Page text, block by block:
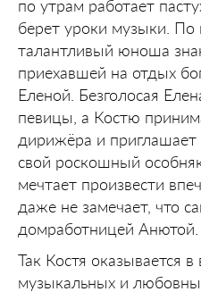
по утрам работает
берет уроки музыки. По
талантливый юноша
приехавшей на отдых
Еленой. Безголосая
певицы, а Костю
дирижёра и приглашает
свой роскошный
мечтает произвести
даже не замечает, что
домработницей Анютой.
Так Костя оказывается
музыкальных и